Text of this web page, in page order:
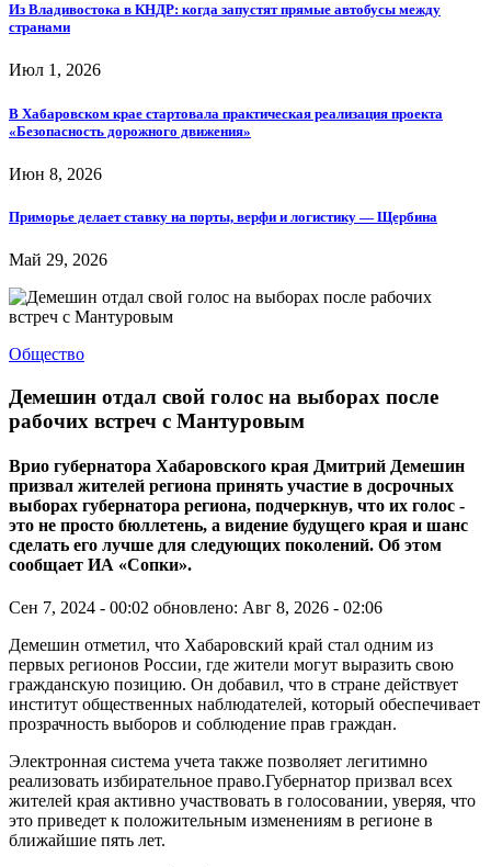
Из Владивостока в КНДР: когда запустят прямые автобусы между
странами
Июл 1, 2026
В Хабаровском крае стартовала практическая реализация проекта
«Безопасность дорожного движения»
Июн 8, 2026
Приморье делает ставку на порты, верфи и логистику — Щербина
Май 29, 2026
Общество
Демешин отдал свой голос на выборах после
рабочих встреч с Мантуровым
Врио губернатора Хабаровского края Дмитрий Демешин
призвал жителей региона принять участие в досрочных
выборах губернатора региона, подчеркнув, что их голос -
это не просто бюллетень, а видение будущего края и шанс
сделать его лучше для следующих поколений. Об этом
сообщает ИА «Сопки».
Сен 7, 2024 - 00:02 обновлено: Авг 8, 2026 - 02:06
Демешин отметил, что Хабаровский край стал одним из
первых регионов России, где жители могут выразить свою
гражданскую позицию. Он добавил, что в стране действует
институт общественных наблюдателей, который обеспечивает
прозрачность выборов и соблюдение прав граждан.
Электронная система учета также позволяет легитимно
реализовать избирательное право.Губернатор призвал всех
жителей края активно участвовать в голосовании, уверяя, что
это приведет к положительным изменениям в регионе в
ближайшие пять лет.